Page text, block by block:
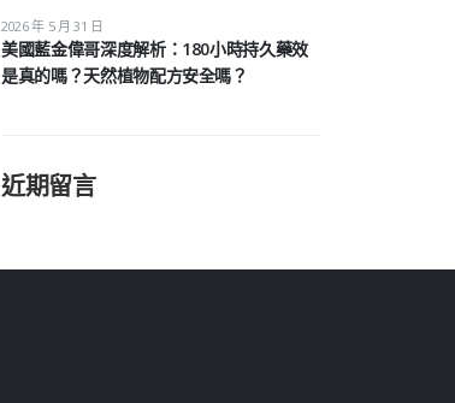
美國藍金偉哥深度解析：180小時持久藥效
是真的嗎？天然植物配方安全嗎？
2026 年 5 月 31 日
近期留言